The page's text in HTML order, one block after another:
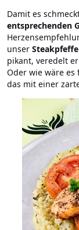
Damit es
entsprechenden
unser
pikant, veredelt
Oder wie wäre
das mit einer